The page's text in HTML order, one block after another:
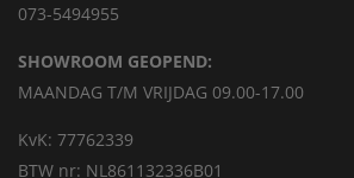
073-5494955
SHOWROOM GEOPEND:
MAANDAG T/M VRIJDAG 09.00-17.00
KvK: 77762339
BTW nr: NL861132336B01